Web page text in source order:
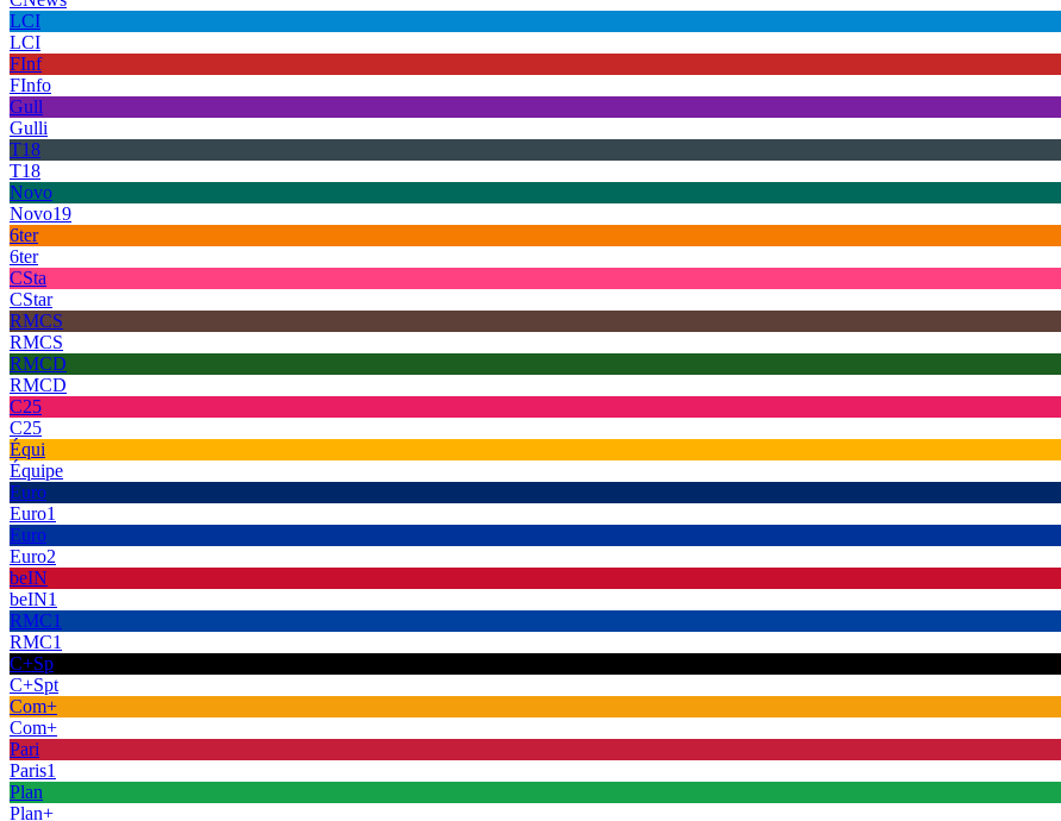
LCI
LCI
FInf
FInfo
Gull
Gulli
T18
T18
Novo
Novo19
6ter
6ter
CSta
CStar
RMCS
RMCS
RMCD
RMCD
C25
C25
Équi
Équipe
Euro
Euro1
Euro
Euro2
beIN
beIN1
RMC1
RMC1
C+Sp
C+Spt
Com+
Com+
Pari
Paris1
Plan
Plan+